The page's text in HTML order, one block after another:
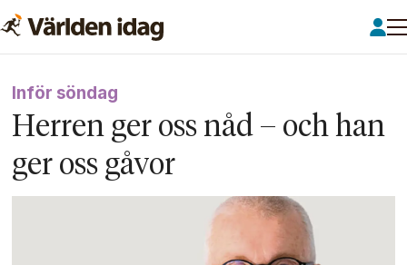
Inför söndag
Herren ger oss nåd – och han
ger oss gåvor